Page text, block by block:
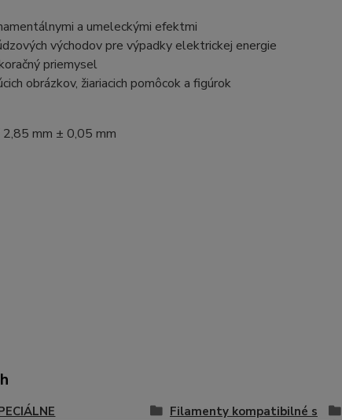
a umeleckými efektmi
východov pre výpadky elektrickej energie
priemysel
obrázkov, žiariacich pomôcok a figúrok
mm ± 0,05 mm
Filamenty kompatibilné s